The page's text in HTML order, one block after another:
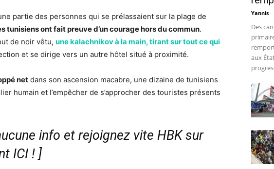
partie des personnes qui se prélassaient sur la plage de
tunisiens ont fait preuve d’un courage hors du commun.
de noir vêtu, une kalachnikov à la main, tirant sur tout ce qui
et se dirige vers un autre hôtel situé à proximité.
net dans son ascension macabre, une dizaine de tunisiens
humain et l’empêcher de s’approcher des touristes présents
info et rejoignez vite HBK sur
ICI ! ]
Yannis -
Des
aux